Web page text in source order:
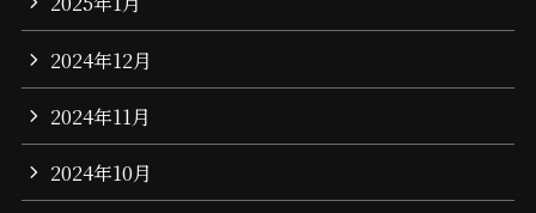
2024年12月
2024年11月
2024年10月